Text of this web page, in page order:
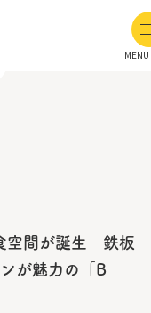
MENU
空間が誕生─鉄板
が魅力の「B